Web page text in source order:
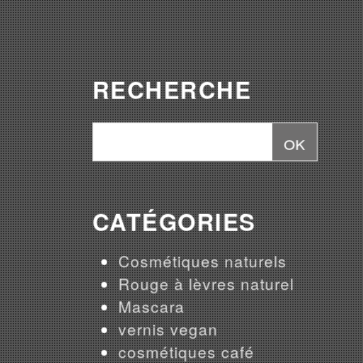
RECHERCHE
CATÉGORIES
Cosmétiques naturels
Rouge à lèvres naturel
Mascara
vernis vegan
cosmétiques café